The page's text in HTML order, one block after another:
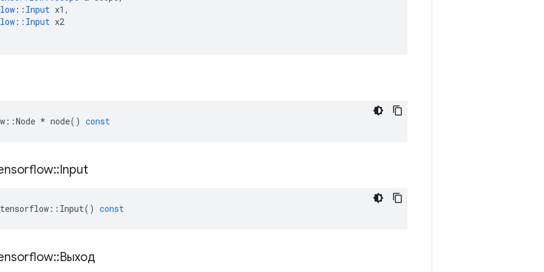
:: Input x1 ,
:: Input x2
::Node * node() const
::Input
tensorflow :: Input() const
::Выход